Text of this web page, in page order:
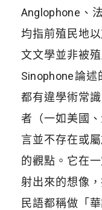
Anglophone、
均指前殖民地
文文學並非被
Sinophone論
都有違學術常
者（一如美國
言並不存在或
的觀點。它在
射出來的想像
民語都稱做「